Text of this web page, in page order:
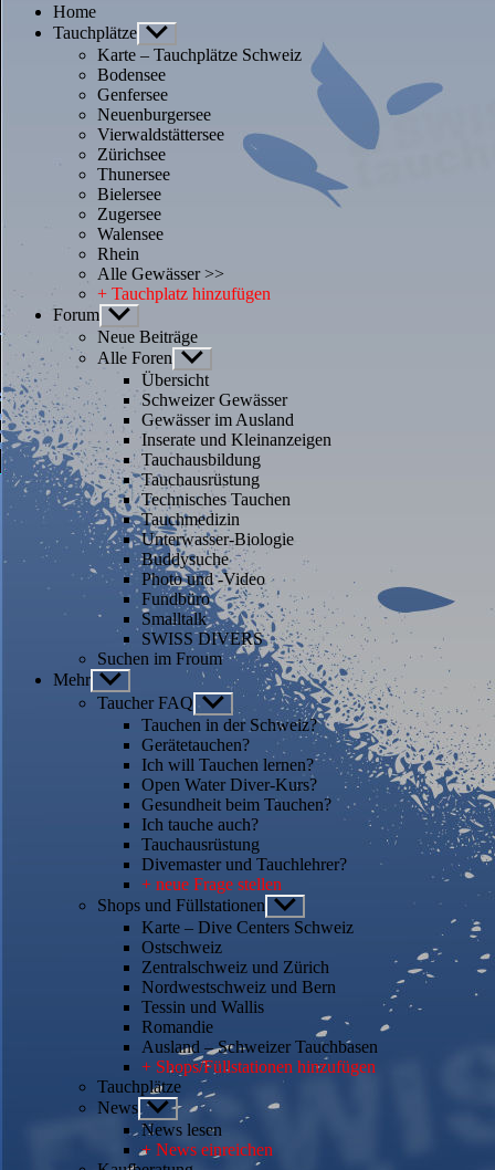
Home
Tauchplätze Untermenü
anzeigen
Karte – Tauchplätze Schweiz
Bodensee
Genfersee
Neuenburgersee
Vierwaldstättersee
Zürichsee
Thunersee
Bielersee
Zugersee
Walensee
Rhein
Alle Gewässer >>
+ Tauchplatz hinzufügen
Forum Untermenü
anzeigen
Neue Beiträge
Alle Foren Untermenü
anzeigen
Übersicht
Schweizer Gewässer
Gewässer im Ausland
Inserate und Kleinanzeigen
Tauchausbildung
Tauchausrüstung
Technisches Tauchen
Tauchmedizin
Unterwasser-Biologie
Buddysuche
Photo und -Video
Fundbüro
Smalltalk
SWISS DIVERS
Suchen im Froum
Mehr Untermenü
anzeigen
Taucher FAQ Untermenü
anzeigen
Tauchen in der Schweiz?
Gerätetauchen?
Ich will Tauchen lernen?
Open Water Diver-Kurs?
Gesundheit beim Tauchen?
Ich tauche auch?
Tauchausrüstung
Divemaster und Tauchlehrer?
+ neue Frage stellen
Shops und Füllstationen Untermenü
anzeigen
Karte – Dive Centers Schweiz
Ostschweiz
Zentralschweiz und Zürich
Nordwestschweiz und Bern
Tessin und Wallis
Romandie
Ausland – Schweizer Tauchbasen
+ Shops/Füllstationen hinzufügen
Tauchplätze
News Untermenü
anzeigen
News lesen
+ News einreichen